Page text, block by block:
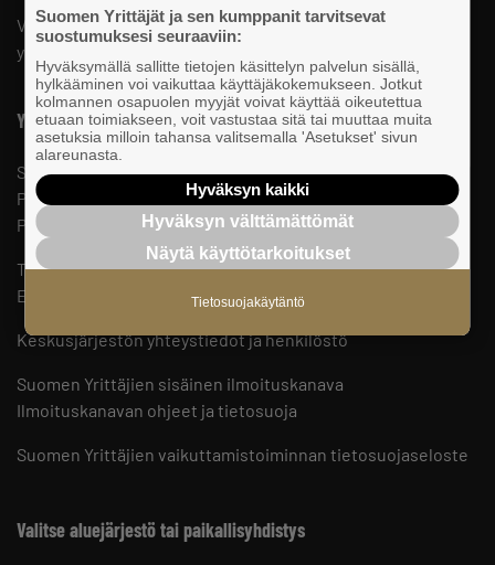
Valtakunnallista, alueellista ja paikallista vaikuttamista pk-
yrittäjien puolesta.
Yhteystiedot
Suomen Yrittäjät
PL 999, 00101 HELSINKI
Puhelinvaihde 09 229 221
Tietosuojaseloste ja evästeet
Evästeasetukset
Keskusjärjestön yhteystiedot ja henkilöstö
Suomen Yrittäjien sisäinen ilmoituskanava
Ilmoituskanavan ohjeet ja tietosuoja
Suomen Yrittäjien vaikuttamistoiminnan tietosuojaseloste
Valitse aluejärjestö tai paikallisyhdistys
Suomen Yrittäjät ja sen kumppanit tarvitsevat
suostumuksesi seuraaviin:
Hyväksymällä sallitte tietojen käsittelyn palvelun sisällä,
hylkääminen voi vaikuttaa käyttäjäkokemukseen. Jotkut
kolmannen osapuolen myyjät voivat käyttää oikeutettua
etuaan toimiakseen, voit vastustaa sitä tai muuttaa muita
asetuksia milloin tahansa valitsemalla 'Asetukset' sivun
alareunasta.
Hyväksyn kaikki
Hyväksyn välttämättömät
Näytä käyttötarkoitukset
Tietosuojakäytäntö